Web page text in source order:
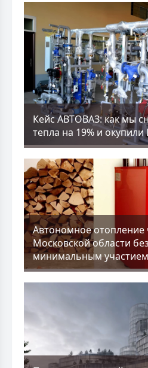
Кейс АВТОВАЗ: как мы
тепла на 19% и
Aвтономное отопление
Московской области
минимальным